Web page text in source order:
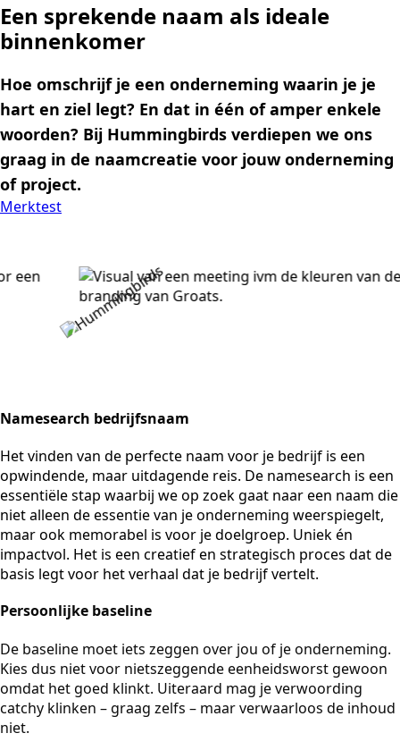
Een sprekende naam als ideale
binnenkomer
Hoe omschrijf je een onderneming waarin je je
hart en ziel legt? En dat in één of amper enkele
woorden? Bij Hummingbirds verdiepen we ons
graag in de naamcreatie voor jouw onderneming
of project.
Merktest
Namesearch bedrijfsnaam
Het vinden van de perfecte naam voor je bedrijf is een
opwindende, maar uitdagende reis. De namesearch is een
essentiële stap waarbij we op zoek gaat naar een naam die
niet alleen de essentie van je onderneming weerspiegelt,
maar ook memorabel is voor je doelgroep. Uniek én
impactvol. Het is een creatief en strategisch proces dat de
basis legt voor het verhaal dat je bedrijf vertelt.
Persoonlijke baseline
De baseline moet iets zeggen over jou of je onderneming.
Kies dus niet voor nietszeggende eenheidsworst gewoon
omdat het goed klinkt. Uiteraard mag je verwoording
catchy klinken – graag zelfs – maar verwaarloos de inhoud
niet.